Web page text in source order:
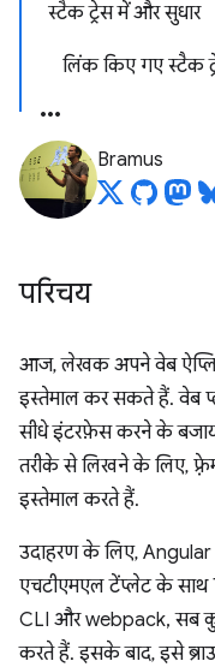
स्टैक ट्रेस में और सुधार
लिंक किए गए स्टैक
Bramus
परिचय
आज, लेखक अपने वेब
इस्तेमाल कर सकते हैं. वेब
सीधे इंटरफ़ेस करने के
तरीके से लिखने के लिए,
इस्तेमाल करते हैं.
उदाहरण के लिए, Angular
एचटीएमएल टेंप्लेट के
CLI और webpack, सब
करते हैं. इसके बाद, इसे